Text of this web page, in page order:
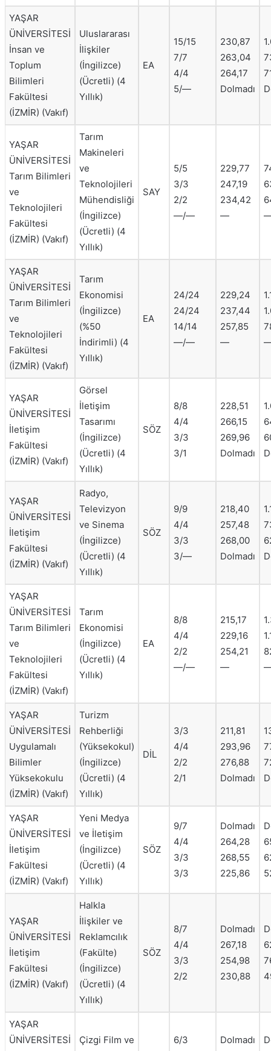
YAŞAR
ÜNİVERSİTESİ
İnsan ve
Toplum
Bilimleri
Fakültesi
(İZMİR) (Vakıf)
Uluslararası
İlişkiler
(İngilizce)
(Ücretli) (4
Yıllık)
EA
15/15
7/7
4/4
5/—
230,87
263,04
264,17
Dolmadı
YAŞAR
ÜNİVERSİTESİ
Tarım Bilimleri
ve
Teknolojileri
Fakültesi
(İZMİR) (Vakıf)
Tarım
Makineleri
ve
Teknolojileri
Mühendisliği
(İngilizce)
(Ücretli) (4
Yıllık)
SAY
5/5
3/3
2/2
—/—
229,77
247,19
234,42
—
YAŞAR
ÜNİVERSİTESİ
Tarım Bilimleri
ve
Teknolojileri
Fakültesi
(İZMİR) (Vakıf)
Tarım
Ekonomisi
(İngilizce)
(%50
İndirimli) (4
Yıllık)
EA
24/24
24/24
14/14
—/—
229,24
237,44
257,85
—
YAŞAR
ÜNİVERSİTESİ
İletişim
Fakültesi
(İZMİR) (Vakıf)
Görsel
İletişim
Tasarımı
(İngilizce)
(Ücretli) (4
Yıllık)
SÖZ
8/8
4/4
3/3
3/1
228,51
266,15
269,96
Dolmadı
YAŞAR
ÜNİVERSİTESİ
İletişim
Fakültesi
(İZMİR) (Vakıf)
Radyo,
Televizyon
ve Sinema
(İngilizce)
(Ücretli) (4
Yıllık)
SÖZ
9/9
4/4
3/3
3/—
218,40
257,48
268,00
Dolmadı
YAŞAR
ÜNİVERSİTESİ
Tarım Bilimleri
ve
Teknolojileri
Fakültesi
(İZMİR) (Vakıf)
Tarım
Ekonomisi
(İngilizce)
(Ücretli) (4
Yıllık)
EA
8/8
4/4
2/2
—/—
215,17
229,16
254,21
—
YAŞAR
ÜNİVERSİTESİ
Uygulamalı
Bilimler
Yüksekokulu
(İZMİR) (Vakıf)
Turizm
Rehberliği
(Yüksekokul)
(İngilizce)
(Ücretli) (4
Yıllık)
DİL
3/3
4/4
2/2
2/1
211,81
293,96
276,88
Dolmadı
YAŞAR
ÜNİVERSİTESİ
İletişim
Fakültesi
(İZMİR) (Vakıf)
Yeni Medya
ve İletişim
(İngilizce)
(Ücretli) (4
Yıllık)
SÖZ
9/7
4/4
3/3
3/3
Dolmadı
264,28
268,55
225,86
YAŞAR
ÜNİVERSİTESİ
İletişim
Fakültesi
(İZMİR) (Vakıf)
Halkla
İlişkiler ve
Reklamcılık
(Fakülte)
(İngilizce)
(Ücretli) (4
Yıllık)
SÖZ
8/7
4/4
3/3
2/2
Dolmadı
267,18
254,98
230,88
YAŞAR
ÜNİVERSİTESİ
Çizgi Film ve
6/3
Dolmadı